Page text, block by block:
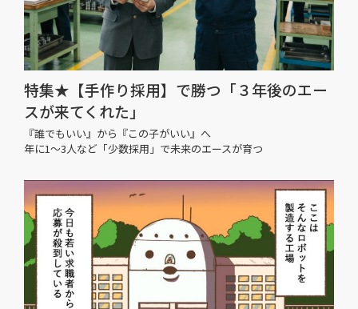
特集★【手作り採用】で勝つ「３年後のエー
スが来てくれた」
『誰でもいい』から『この子がいい』へ
年に1〜3人など「少数採用」で未来のエースが育つ